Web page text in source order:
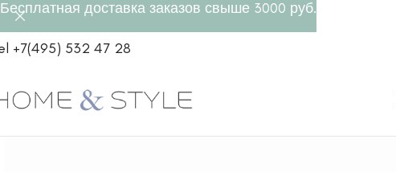
+7(495) 532 47 28
Бесплатная доставка заказов свыше 3000 руб.